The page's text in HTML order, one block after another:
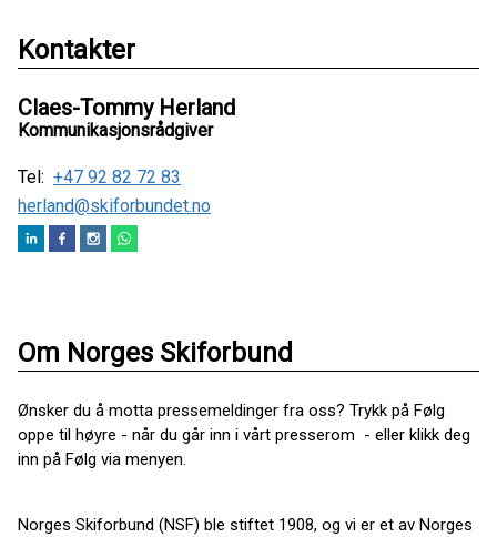
Kontakter
Claes-Tommy Herland
Kommunikasjonsrådgiver
Tel: +47 92 82 72 83
herland@skiforbundet.no
Om Norges Skiforbund
Ønsker du å motta pressemeldinger fra oss? Trykk på Følg
oppe til høyre - når du går inn i vårt presserom - eller klikk deg
inn på Følg via menyen.
Norges Skiforbund (NSF) ble stiftet 1908, og vi er et av Norges